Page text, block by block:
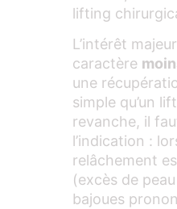
lifting
L’intérêt
caractère
une
simple qu’un
revanche, il
l’indication :
relâchement
(excès de
bajoues